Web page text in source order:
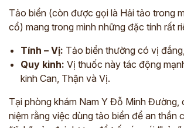
Tảo biển (còn được gọi là Hải tảo trong
cổ) mang trong mình những đặc tính rất
Tính – Vị: Tảo biển thường có vị
Quy kinh: Vị thuốc này tác động
kinh Can, Thận và Vị.
Tại phòng khám Nam Y Đỗ Minh Đường,
niệm rằng việc dùng tảo biển để an thần